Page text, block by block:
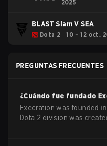
2025
BLAST Slam V SEA
Dota 2 10 – 12 oct.
PREGUNTAS FRECUENTES
¿Cuándo fue fundado
Execration was founded
Dota 2 division was